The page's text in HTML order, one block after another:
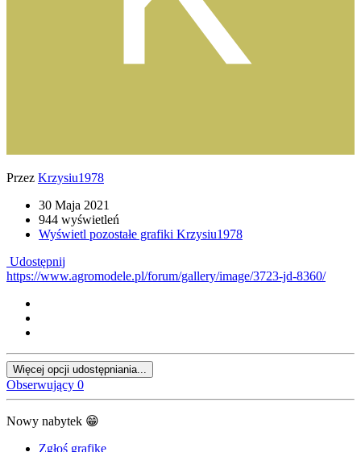
Przez Krzysiu1978
30 Maja 2021
944 wyświetleń
Wyświetl pozostałe grafiki Krzysiu1978
Udostępnij
https://www.agromodele.pl/forum/gallery/image/3723-jd-8360/
Więcej opcji udostępniania...
Obserwujący 0
Nowy nabytek 😁
Zgłoś grafikę